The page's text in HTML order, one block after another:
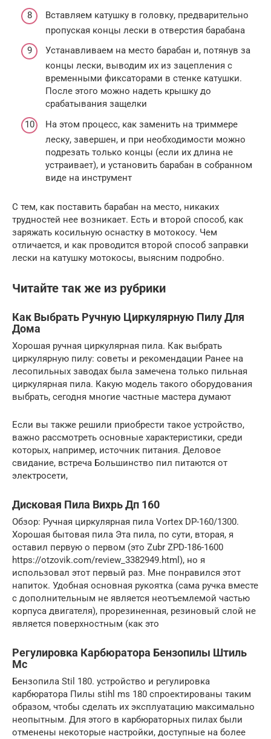
Вставляем катушку в головку, предварительно
пропуская концы лески в отверстия барабана
Устанавливаем на место барабан и, потянув за
концы лески, выводим их из зацепления с
временными фиксаторами в стенке катушки.
После этого можно надеть крышку до
срабатывания защелки
На этом процесс, как заменить на триммере
леску, завершен, и при необходимости можно
подрезать только концы (если их длина не
устраивает), и установить барабан в собранном
виде на инструмент
С тем, как поставить барабан на место, никаких
трудностей нее возникает. Есть и второй способ, как
заряжать косильную оснастку в мотокосу. Чем
отличается, и как проводится второй способ заправки
лески на катушку мотокосы, выясним подробно.
Читайте так же из рубрики
Как Выбрать Ручную Циркулярную Пилу Для
Дома
Хорошая ручная циркулярная пила. Как выбрать
циркулярную пилу: советы и рекомендации Ранее на
лесопильных заводах была замечена только пильная
циркулярная пила. Какую модель такого оборудования
выбрать, сегодня многие частные мастера думают
Если вы также решили приобрести такое устройство,
важно рассмотреть основные характеристики, среди
которых, например, источник питания. Деловое
свидание, встреча Большинство пил питаются от
электросети,
Дисковая Пила Вихрь Дп 160
Обзор: Ручная циркулярная пила Vortex DP-160/1300.
Хорошая бытовая пила Эта пила, по сути, вторая, я
оставил первую о первом (это Zubr ZPD-186-1600
https://otzovik.com/review_3382949.html), но я
использовал этот первый раз. Мне понравился этот
напиток. Удобная основная рукоятка (сама ручка вместе
с дополнительным не является неотъемлемой частью
корпуса двигателя), прорезиненная, резиновый слой не
является поверхностным (как это
Регулировка Карбюратора Бензопилы Штиль
Мс
Бензопила Stil 180. устройство и регулировка
карбюратора Пилы stihl ms 180 спроектированы таким
образом, чтобы сделать их эксплуатацию максимально
неопытным. Для этого в карбюраторных пилах были
отменены некоторые настройки, доступные на более